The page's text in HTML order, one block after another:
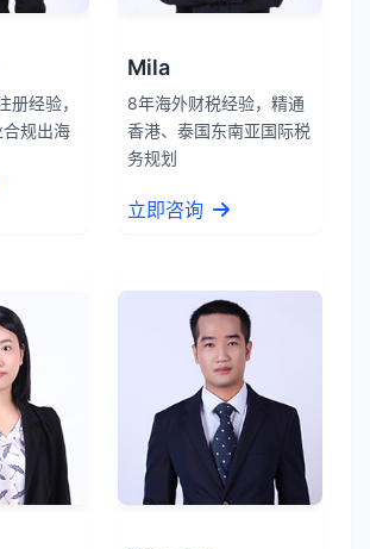
册经验，
规出海
Mila
8年海外财税经验，精通
香港、泰国东南亚国际税
务规划
立即咨询